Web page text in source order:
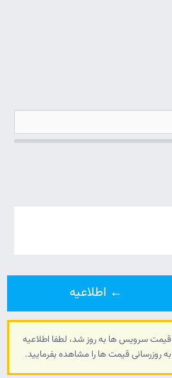
← اطلاعیه
قیمت سرویس ها به روز شد، لطفا اطلاعیه
به روزرسانی قیمت ها را مشاهده بفرمایید.